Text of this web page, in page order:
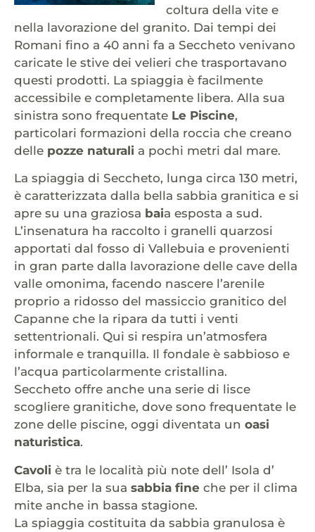
coltura della vite e
nella lavorazione del granito. Dai tempi dei
Romani fino a 40 anni fa a Seccheto venivano
caricate le stive dei velieri che trasportavano
questi prodotti. La spiaggia è facilmente
accessibile e completamente libera. Alla sua
sinistra sono frequentate Le Piscine,
particolari formazioni della roccia che creano
delle pozze naturali a pochi metri dal mare.
La spiaggia di Seccheto, lunga circa 130 metri,
è caratterizzata dalla bella sabbia granitica e si
apre su una graziosa baia esposta a sud.
L’insenatura ha raccolto i granelli quarzosi
apportati dal fosso di Vallebuia e provenienti
in gran parte dalla lavorazione delle cave della
valle omonima, facendo nascere l’arenile
proprio a ridosso del massiccio granitico del
Capanne che la ripara da tutti i venti
settentrionali. Qui si respira un’atmosfera
informale e tranquilla. Il fondale è sabbioso e
l’acqua particolarmente cristallina.
Seccheto offre anche una serie di lisce
scogliere granitiche, dove sono frequentate le
zone delle piscine, oggi diventata un oasi
naturistica.
Cavoli è tra le località più note dell’ Isola d’
Elba, sia per la sua sabbia fine che per il clima
mite anche in bassa stagione.
La spiaggia costituita da sabbia granulosa è